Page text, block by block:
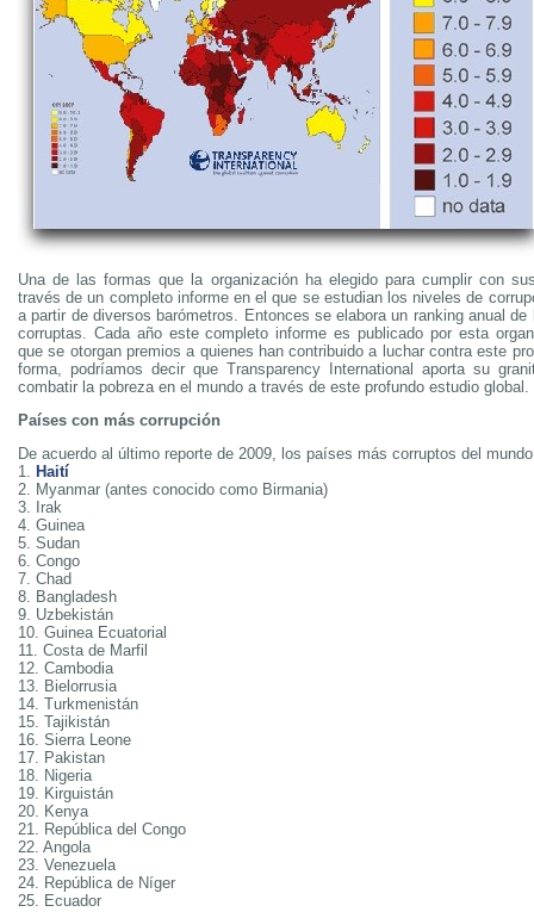
Una de las formas que la organización ha elegido para cumplir con
través de un completo informe en el que se estudian los niveles de
a partir de diversos barómetros. Entonces se elabora un ranking anual
corruptas. Cada año este completo informe es publicado por esta
que se otorgan premios a quienes han contribuido a luchar contra este
forma, podríamos decir que Transparency International aporta su
combatir la pobreza en el mundo a través de este profundo estudio global.
Países con más corrupción
De acuerdo al último reporte de 2009, los países más corruptos del
1. Haití
2. Myanmar (antes conocido como Birmania)
3. Irak
4. Guinea
5. Sudan
6. Congo
7. Chad
8. Bangladesh
9. Uzbekistán
10. Guinea Ecuatorial
11. Costa de Marfil
12. Cambodia
13. Bielorrusia
14. Turkmenistán
15. Tajikistán
16. Sierra Leone
17. Pakistan
18. Nigeria
19. Kirguistán
20. Kenya
21. República del Congo
22. Angola
23. Venezuela
24. República de Níger
25. Ecuador